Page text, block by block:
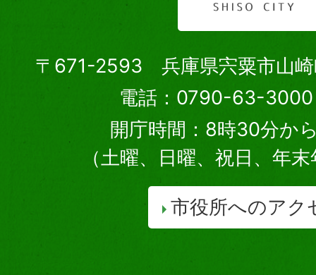
〒671-2593 兵庫県宍粟市山崎
電話：0790-63-3000
開庁時間：8時30分か
（土曜、日曜、祝日、年
市役所へのアク